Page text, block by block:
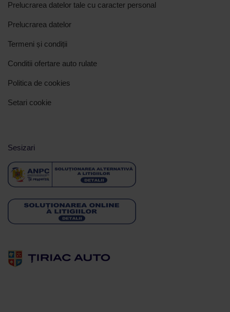
Prelucrarea datelor tale cu caracter personal
Prelucrarea datelor
Termeni și condiții
Conditii ofertare auto rulate
Politica de cookies
Setari cookie
Sesizari